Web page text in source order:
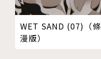
WET SAND (07)（條
漫版）